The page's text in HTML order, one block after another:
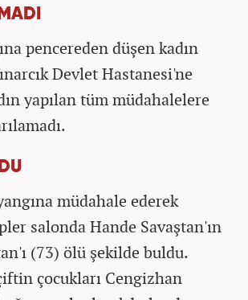
pencereden düşen kadın
Devlet Hastanesi'ne
yapılan tüm müdahalelere
müdahale ederek
salonda Hande Savaştan'ın
(73) ölü şekilde buldu.
çocukları Cengizhan